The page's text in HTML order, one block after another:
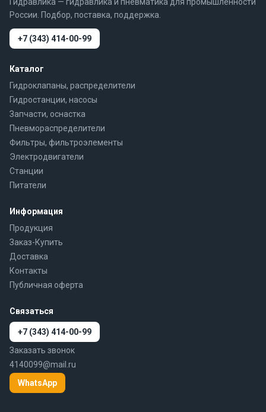
Гидравлика — гидравлика и пневматика для промышленности
России. Подбор, поставка, поддержка.
+7 (343) 414-00-99
Каталог
Гидроклапаны, распределители
Гидростанции, насосы
Запчасти, оснастка
Пневмораспределители
Фильтры, фильтроэлементы
Электродвигатели
Станции
Питатели
Информация
Продукция
Заказ-Купить
Доставка
Контакты
Публичная оферта
Связаться
+7 (343) 414-00-99
Заказать звонок
4140099@mail.ru
WhatsApp